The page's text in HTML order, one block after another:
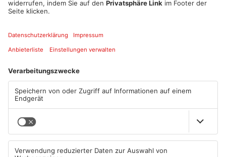
Verwendung.
ANZEIGE